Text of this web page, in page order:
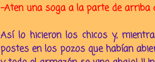
-Aten una soga a la parte de
Así lo hicieron los chicos y,
postes en los pozos que habían